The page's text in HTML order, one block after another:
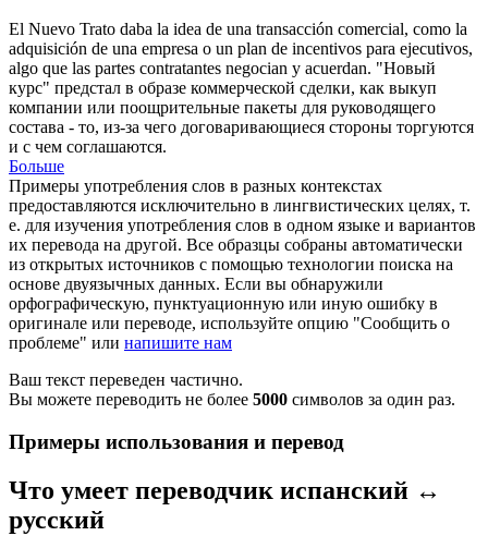
El Nuevo Trato daba la idea de una transacción comercial, como la
adquisición de una empresa o un plan de incentivos para ejecutivos,
algo que las partes contratantes negocian y acuerdan. "Новый
курс" предстал в образе коммерческой сделки, как выкуп
компании или поощрительные пакеты для руководящего
состава - то, из-за чего договаривающиеся стороны торгуются
и с чем соглашаются.
Больше
Примеры употребления слов в разных контекстах
предоставляются исключительно в лингвистических целях, т.
е. для изучения употребления слов в одном языке и вариантов
их перевода на другой. Все образцы собраны автоматически
из открытых источников с помощью технологии поиска на
основе двуязычных данных. Если вы обнаружили
орфографическую, пунктуационную или иную ошибку в
оригинале или переводе, используйте опцию "Сообщить о
проблеме" или напишите нам
Ваш текст переведен частично.
Вы можете переводить не более 5000 символов за один раз.
Примеры использования и перевод
Что умеет переводчик испанский ↔
русский